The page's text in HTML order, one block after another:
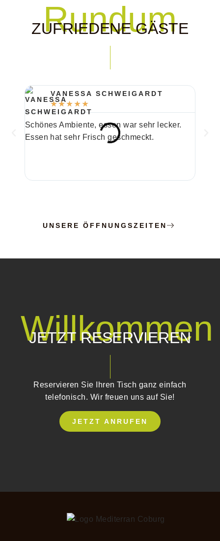
Rundum
ZUFRIEDENE GÄSTE
VANESSA SCHWEIGARDT
★★★★★
Schönes Ambiente, essen war sehr lecker.
Essen hat sehr Frisch geschmeckt.
UNSERE ÖFFNUNGSZEITEN
Willkommen
JETZT RESERVIEREN
Reservieren Sie Ihren Tisch ganz einfach
telefonisch. Wir freuen uns auf Sie!
JETZT ANRUFEN